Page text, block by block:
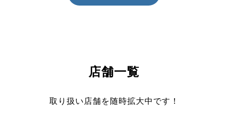
店舗一覧
取り扱い店舗を随時拡大中です！